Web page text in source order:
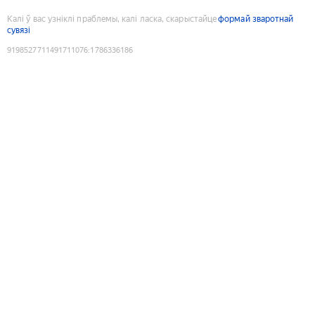
Калі ў вас узніклі праблемы, калі ласка, скарыстайцеформай зваротнай
сувязі
9198527711491711076:1786336186